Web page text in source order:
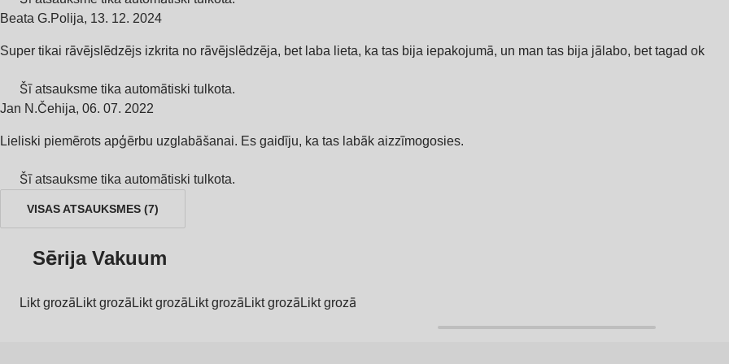
Beata G.Polija, 13. 12. 2024
Super tikai rāvējslēdzējs izkrita no rāvējslēdzēja, bet laba lieta, ka tas bija iepakojumā, un man tas bija jālabo, bet tagad ok
Šī atsauksme tika automātiski tulkota.
Jan N.Čehija, 06. 07. 2022
Lieliski piemērots apģērbu uzglabāšanai. Es gaidīju, ka tas labāk aizzīmogosies.
Šī atsauksme tika automātiski tulkota.
VISAS ATSAUKSMES (7)
Sērija Vakuum
Likt grozā Likt grozā Likt grozā Likt grozā Likt grozā Likt grozā